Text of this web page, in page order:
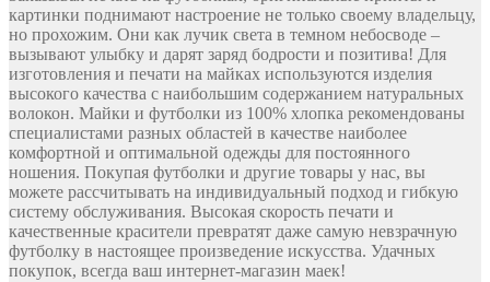
картинки поднимают настроение не только своему владельцу,
но прохожим. Они как лучик света в темном небосводе –
вызывают улыбку и дарят заряд бодрости и позитива! Для
изготовления и печати на майках используются изделия
высокого качества с наибольшим содержанием натуральных
волокон. Майки и футболки из 100% хлопка рекомендованы
специалистами разных областей в качестве наиболее
комфортной и оптимальной одежды для постоянного
ношения. Покупая футболки и другие товары у нас, вы
можете рассчитывать на индивидуальный подход и гибкую
систему обслуживания. Высокая скорость печати и
качественные красители превратят даже самую невзрачную
футболку в настоящее произведение искусства. Удачных
покупок, всегда ваш интернет-магазин маек!